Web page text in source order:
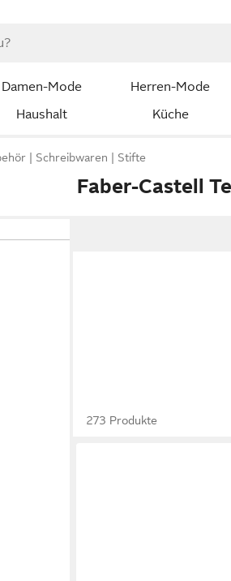
Damen-Mode Herren-Mode
Haushalt Küche
Schreibwaren Stifte
Faber-Castell
273 Produkte